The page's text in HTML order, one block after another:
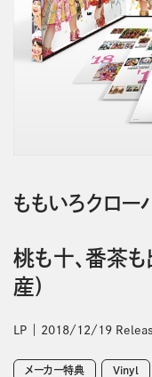
ももいろクロー
桃も十、番茶
産)
LP 2018/12/19
メーカー特典 Vinyl